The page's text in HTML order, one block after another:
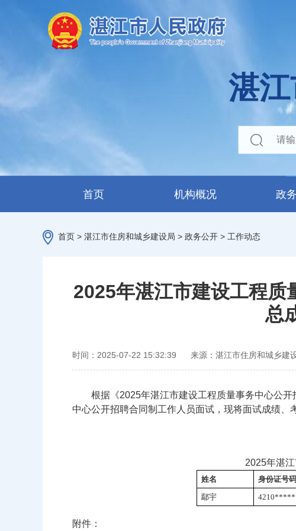
湛
首页 机构概况 政
首页 > 湛江市住房和城乡建设局 > 政务公开 > 工作动态
2025年湛江市建设工程质
总
时间：2025-07-22 15:32:39 来源：湛江市住房和城乡建
根据《2025年湛江市建设工程质量事务中心公开
中心公开招聘合同制工作人员面试，现将面试成绩、
2025年湛
姓名 身份证号码
鄢宇
附件：